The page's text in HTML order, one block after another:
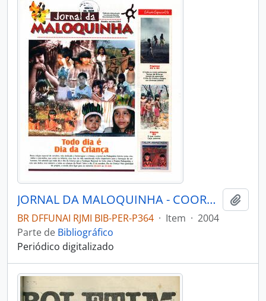
JORNAL DA MALOQUINHA - COORD-GERAL DE DOCUMENTAÇÃO DA FUNAI - 2004 - ED - ESPECIAL 04
BR DFFUNAI RJMI BIB-PER-P364 · Item · 2004
Parte de Bibliográfico
Periódico digitalizado